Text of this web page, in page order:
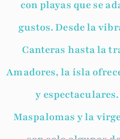
con playas que se
gustos. Desde la
Canteras hasta la
Amadores, la isla
y
Maspalomas y la